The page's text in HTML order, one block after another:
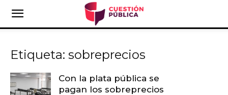
Etiqueta: sobreprecios
Con la plata pública se
pagan los sobreprecios